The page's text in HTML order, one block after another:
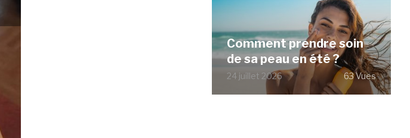
Comment prendre soin
de sa peau en été ?
24 juillet 2026 63 Vues